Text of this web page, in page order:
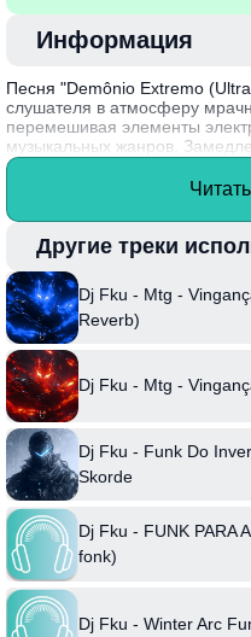
Информация
Песня "Demônio Extremo
слушателя в атмосферу
перемешивая элементы
музыкальных жанров.
уникальную и гипнотическую
прочувствовать каждый
экспериментов, что делает
авангардной музыки.
DJ Fku, талантливый
необычными подходами к
замедление треков, чтобы
опыт.
Другие треки
Dj Fku - Mtg -
Reverb)
Dj Fku - Mtg -
Dj Fku - Funk Do
Skorde
Dj Fku - FUNK PARA
fonk)
Dj Fku - Winter Arc